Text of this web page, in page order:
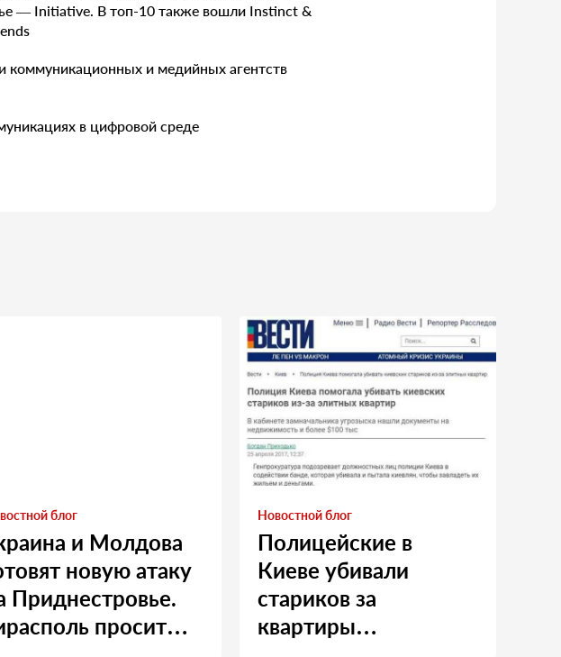
— Initiative. В топ-10 также вошли Instinct &
коммуникационных и медийных агентств
в цифровой среде
блог
и Молдова
новую атаку
Приднестровье.
просит
Новостной блог
Полицейские в
Киеве убивали
стариков за
квартиры…